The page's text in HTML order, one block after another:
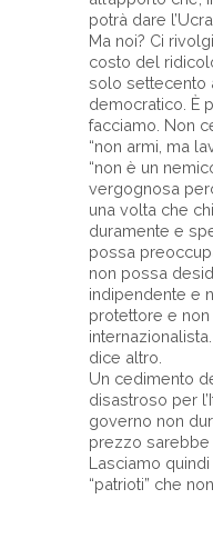
potrà dare
Ma noi? Ci
costo del
solo settecento
democratico. È
facciamo. Non
“non armi, ma
“non è un
vergognosa
una volta che
duramente e
possa
non possa
indipendente e
protettore e
dice altro.
Un cedimento
disastroso per
governo non
prezzo sarebbe
Lasciamo
“patrioti” che